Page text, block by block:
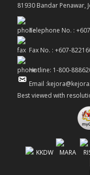
81930 Bandar Penawar,
Telephone No. :
Fax No. : +607-
Hotline: 1-800-
Email
Best viewed with